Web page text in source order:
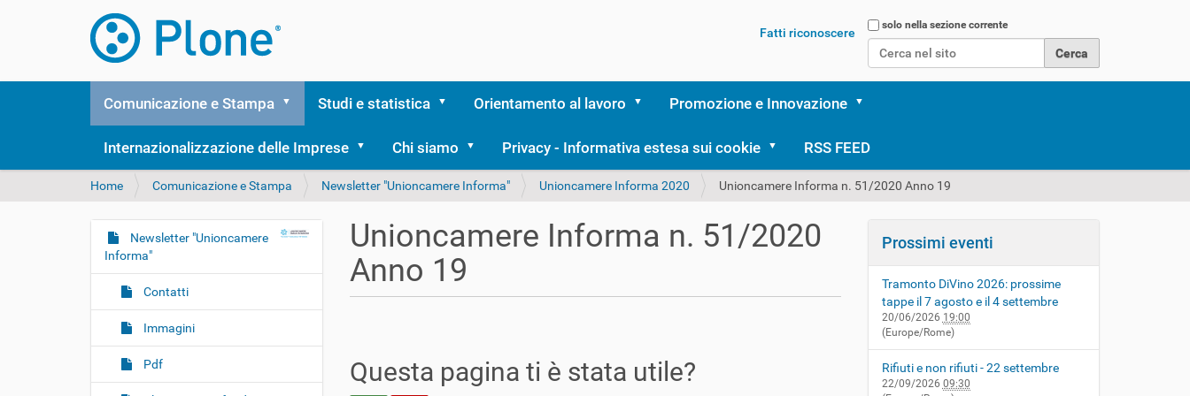
Cerca nel sito
solo nella sezione corrente
Fatti riconoscere
Comunicazione e Stampa Studi e statistica Orientamento al lavoro Promozione e Innovazione
Internazionalizzazione delle Imprese Chi siamo Privacy - Informativa estesa sui cookie RSS FEED
T
s
q
i
Home Comunicazione e Stampa Newsletter "Unioncamere Informa" Unioncamere Informa 2020 Unioncamere Informa n. 51/2020 Anno 19
Unioncamere Informa n. 51/2020
Anno 19
Questa pagina ti è stata utile?
N
a
i
a
Newsletter "Unioncamere
Informa"
Contatti
Immagini
Pdf
Prossimi eventi
Tramonto DiVino 2026: prossime
tappe il 7 agosto e il 4 settembre
20/06/2026 19:00
(Europe/Rome)
Rifiuti e non rifiuti - 22 settembre
22/09/2026 09:30